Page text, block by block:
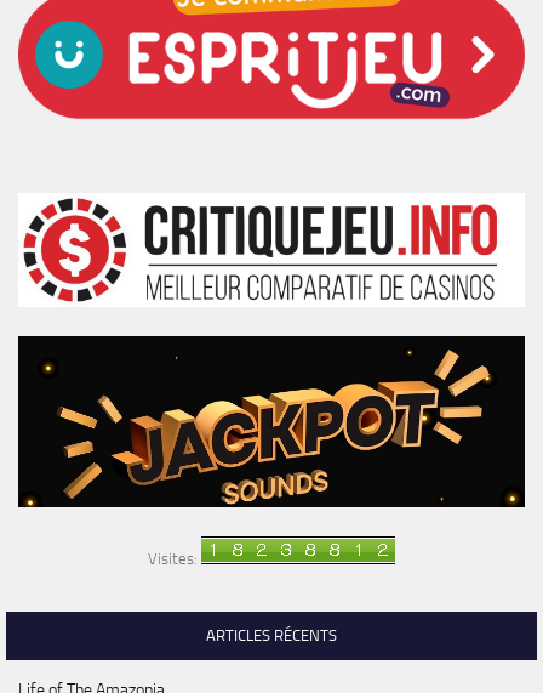
Visites:
ARTICLES RÉCENTS